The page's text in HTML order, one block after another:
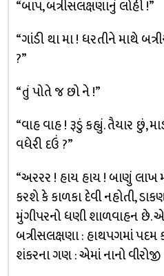
“બાપ, બત્રીસલક્ષણાનું લોહી !”
“ગાંડી થા મા ! ધરતીને માથે
?”
“તું પોતે જ છો ને !”
“વાહ વાહ ! રૂડું કહ્યું. તૈયાર છું,
વધેરી દઉં ?”
“અરરર ! હાય હાય ! બાણું લાખ
કરશે કે કાળકા દેવી નહોતી,
મુંગીપરનો ધણી શાળવાહન છે.
બત્રીસલક્ષણા : હાથપગમાં
શંકરના ગણ : એમાં નાનો